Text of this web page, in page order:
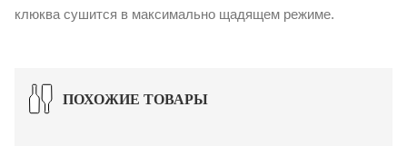
клюква сушится в максимально щадящем режиме.
ПОХОЖИЕ ТОВАРЫ